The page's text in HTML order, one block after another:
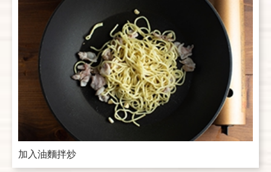
加入油麵拌炒